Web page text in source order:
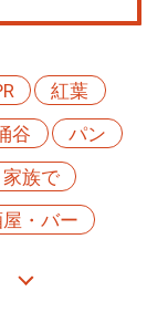
紅葉
谷
パン
家族で
屋・バー